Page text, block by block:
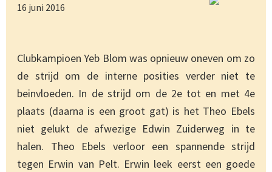
16 juni 2016
Clubkampioen Yeb Blom was opnieuw oneven om zo
de strijd om de interne posities verder niet te
beinvloeden. In de strijd om de 2e tot en met 4e
plaats (daarna is een groot gat) is het Theo Ebels
niet gelukt de afwezige Edwin Zuiderweg in te
halen. Theo Ebels verloor een spannende strijd
tegen Erwin van Pelt. Erwin leek eerst een goede